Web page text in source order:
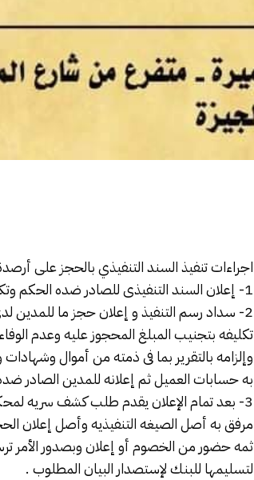
اجراءات تنفيذ السند التنفيذيبالحجزعلى
1- إعلان
السند التنفيذىللصادر ضده الحكم
2- سداد رسم التنفيذ و إعلان حجز ما للمدين لدى الغير
تكليفه بتجنيب المبلغ المحجوز عليهوعدم
به حسابات العميل ثم إعلانه للمدين الصادر
3- بعد تمام الإعلان يقدم طلب كشف سريه لمحكمه إستئناف القاهره يختصم فيه
مرفق به أصل الصيغه التنفيذيه وأصل إعلان
ثمه حضور من الخصوم أو إعلان وبصدور الأمر
لتسليمها للبنك لإستصدار البيان المطلوب .